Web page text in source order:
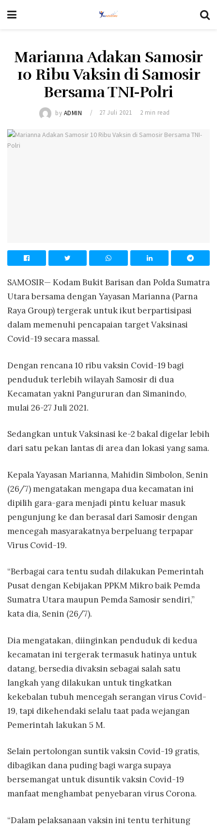
Marianna Adakan Samosir
10 Ribu Vaksin di Samosir
Bersama TNI-Polri
by ADMIN 27 Juli 2021 2 min read
SAMOSIR— Kodam Bukit Barisan dan Polda Sumatra
Utara bersama dengan Yayasan Marianna (Parna
Raya Group) tergerak untuk ikut berpartisipasi
dalam memenuhi pencapaian target Vaksinasi
Covid-19 secara massal.
Dengan rencana 10 ribu vaksin Covid-19 bagi
penduduk terlebih wilayah Samosir di dua
Kecamatan yakni Pangururan dan Simanindo,
mulai 26-27 Juli 2021.
Sedangkan untuk Vaksinasi ke-2 bakal digelar lebih
dari satu pekan lantas di area dan lokasi yang sama.
Kepala Yayasan Marianna, Mahidin Simbolon, Senin
(26/7) mengatakan mengapa dua kecamatan ini
dipilih gara-gara menjadi pintu keluar masuk
pengunjung ke dan berasal dari Samosir dengan
mencegah masyarakatnya berpeluang terpapar
Virus Covid-19.
“Berbagai cara tentu sudah dilakukan Pemerintah
Pusat dengan Kebijakan PPKM Mikro baik Pemda
Sumatra Utara maupun Pemda Samosir sendiri,”
kata dia, Senin (26/7).
Dia mengatakan, diinginkan penduduk di kedua
kecamatan ini tergerak termasuk hatinya untuk
datang, bersedia divaksin sebagai salah satu
langkah yang dilakukan untuk tingkatkan
kekebalan tubuh mencegah serangan virus Covid-
19, tapi dikehendaki selalu taat pada wejangan
Pemerintah lakukan 5 M.
Selain pertolongan suntik vaksin Covid-19 gratis,
dibagikan dana puding bagi warga supaya
bersemangat untuk disuntik vaksin Covid-19
manfaat menghambat penyebaran virus Corona.
“Dalam pelaksanaan vaksin ini tentu terhitung